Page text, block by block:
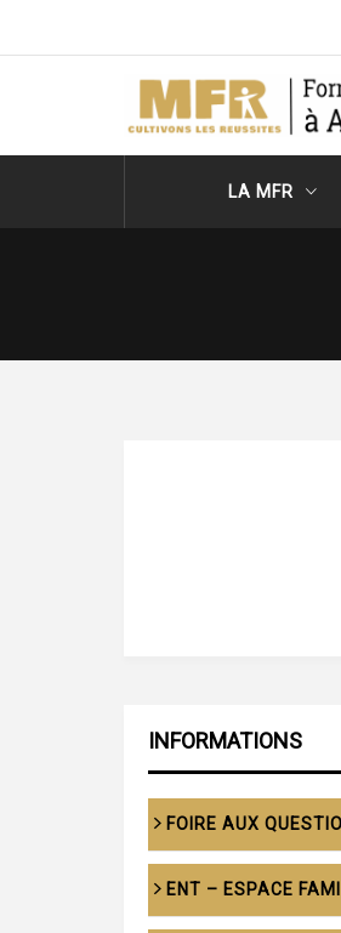
MFR-
Rideau
Cultivons les réussites
LA MFR
INFORMATIONS
FOIRE AUX
ENT – ESPACE